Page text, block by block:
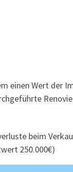
einen Wert der
beim
250.000€)